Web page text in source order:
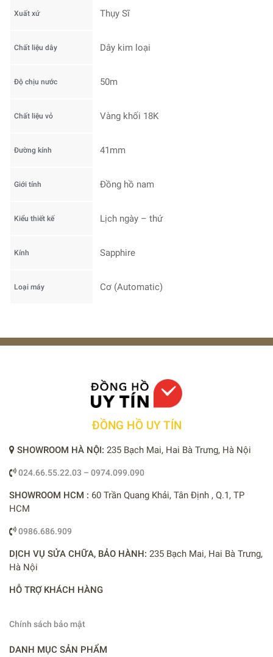
Xuất xứ Thụy Sĩ
Chất liệu dây Dây kim loại
Độ chịu nước 50m
Chất liệu vỏ Vàng khối 18K
Đường kính 41mm
Giới tính Đồng hồ nam
Kiểu thiết kế Lịch ngày – thứ
Kính Sapphire
Loại máy Cơ (Automatic)
ĐỒNG HỒ UY TÍN
SHOWROOM HÀ NỘI: 235 Bạch Mai, Hai Bà Trưng, Hà Nội
024.66.55.22.03 – 0974.099.090
SHOWROOM HCM : 60 Trần Quang Khải, Tân Định , Q.1, TP
HCM
0986.686.909
DỊCH VỤ SỬA CHỮA, BẢO HÀNH: 235 Bạch Mai, Hai Bà Trưng,
Hà Nội
HỖ TRỢ KHÁCH HÀNG
Chính sách bảo mật
DANH MỤC SẢN PHẨM